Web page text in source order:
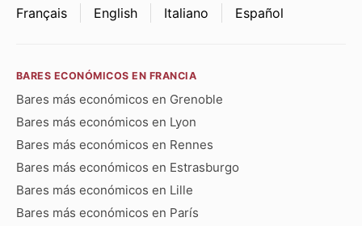
Français English Italiano Español
BARES ECONÓMICOS EN FRANCIA
Bares más económicos en Grenoble
Bares más económicos en Lyon
Bares más económicos en Rennes
Bares más económicos en Estrasburgo
Bares más económicos en Lille
Bares más económicos en París